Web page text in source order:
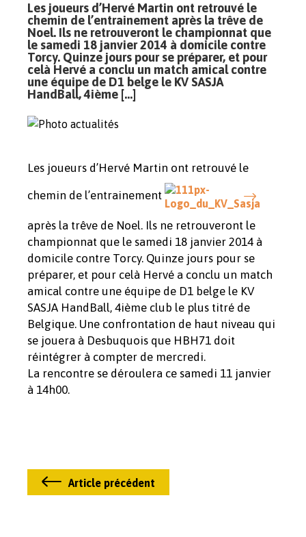
Les joueurs d’Hervé Martin ont retrouvé le
chemin de l’entrainement après la trêve de
Noel. Ils ne retrouveront le championnat que
le samedi 18 janvier 2014 à domicile contre
Torcy. Quinze jours pour se préparer, et pour
celà Hervé a conclu un match amical contre
une équipe de D1 belge le KV SASJA
HandBall, 4ième […]
Les joueurs d’Hervé Martin ont retrouvé le
chemin de l’entrainement
après la trêve de Noel. Ils ne retrouveront le
championnat que le samedi 18 janvier 2014 à
domicile contre Torcy. Quinze jours pour se
préparer, et pour celà Hervé a conclu un match
amical contre une équipe de D1 belge le KV
SASJA HandBall, 4ième club le plus titré de
Belgique. Une confrontation de haut niveau qui
se jouera à Desbuquois que HBH71 doit
réintégrer à compter de mercredi.
La rencontre se déroulera ce samedi 11 janvier
à 14h00.
Article précédent